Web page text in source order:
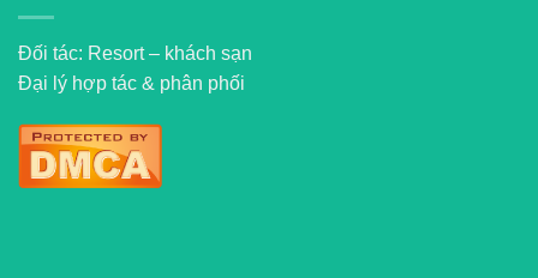
Đối tác: Resort – khách sạn
Đại lý hợp tác & phân phối